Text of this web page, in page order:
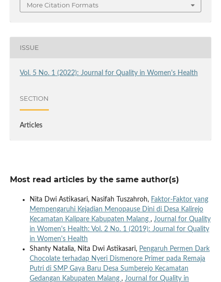
More Citation Formats
ISSUE
Vol. 5 No. 1 (2022): Journal for Quality in Women's Health
SECTION
Articles
Most read articles by the same author(s)
Nita Dwi Astikasari, Nasifah Tuszahroh, Faktor-Faktor yang
Mempengaruhi Kejadian Menopause Dini di Desa Kalirejo
Kecamatan Kalipare Kabupaten Malang , Journal for Quality
in Women's Health: Vol. 2 No. 1 (2019): Journal for Quality
in Women's Health
Shanty Natalia, Nita Dwi Astikasari, Pengaruh Permen Dark
Chocolate terhadap Nyeri Dismenore Primer pada Remaja
Putri di SMP Gaya Baru Desa Sumberejo Kecamatan
Gedangan Kabupaten Malang , Journal for Quality in